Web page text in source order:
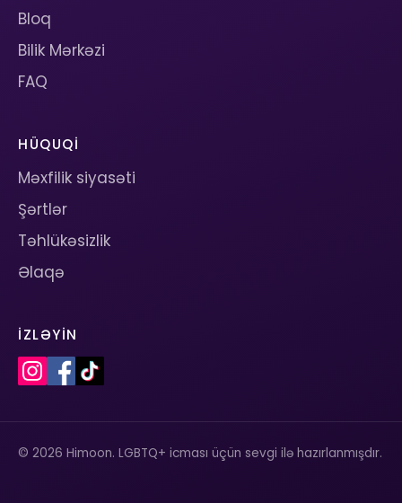
Bloq
Bilik Mərkəzi
FAQ
HÜQUQI
Məxfilik siyasəti
Şərtlər
Təhlükəsizlik
Əlaqə
İZLƏYIN
© 2026 Himoon. LGBTQ+ icması üçün sevgi ilə hazırlanmışdır.